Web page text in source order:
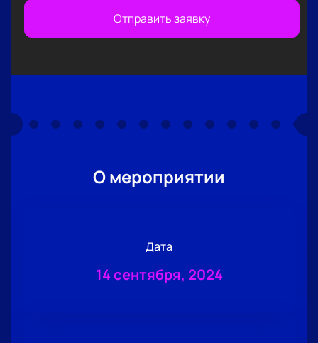
Отправить заявку
О мероприятии
Дата
14 сентября, 2024